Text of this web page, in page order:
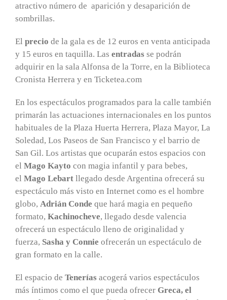
atractivo número de aparición y desaparición de
sombrillas.
El precio de la gala es de 12 euros en venta anticipada
y 15 euros en taquilla. Las entradas se podrán
adquirir en la sala Alfonsa de la Torre, en la Biblioteca
Cronista Herrera y en Ticketea.com
En los espectáculos programados para la calle también
primarán las actuaciones internacionales en los puntos
habituales de la Plaza Huerta Herrera, Plaza Mayor, La
Soledad, Los Paseos de San Francisco y el barrio de
San Gil. Los artistas que ocuparán estos espacios con
el Mago Kayto con magia infantil y para bebes,
el Mago Lebart llegado desde Argentina ofrecerá su
espectáculo más visto en Internet como es el hombre
globo, Adrián Conde que hará magia en pequeño
formato, Kachinocheve, llegado desde valencia
ofrecerá un espectáculo lleno de originalidad y
fuerza, Sasha y Connie ofrecerán un espectáculo de
gran formato en la calle.
El espacio de Tenerías acogerá varios espectáculos
más íntimos como el que pueda ofrecer Greca, el